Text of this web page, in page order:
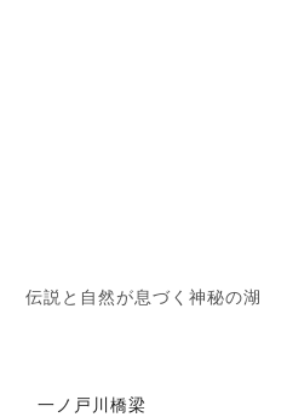
伝説と自然が息づく神秘の湖
一ノ戸川橋梁